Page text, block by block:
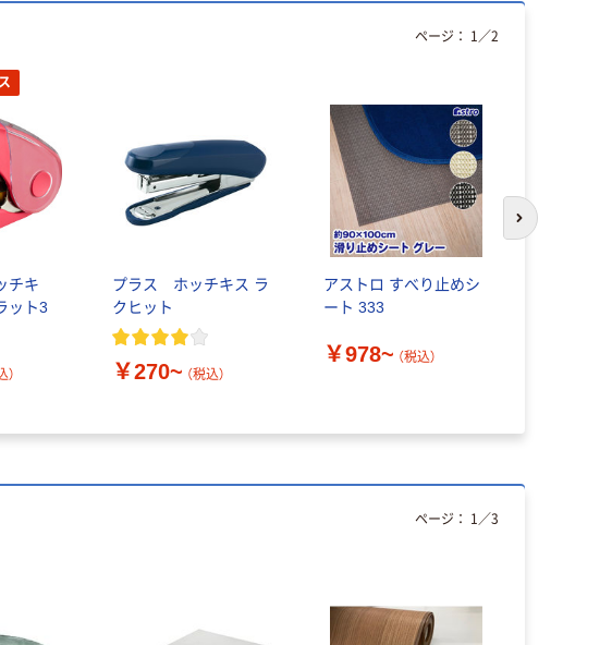
チキ
ット3
）
プラス ホッチキス ラ
クヒット
￥270~ （税込）
アストロ すべり止めシ
ート 333
￥978~ （税込）
ページ： 1 ／2
次のスライド
ページ： 1 ／3